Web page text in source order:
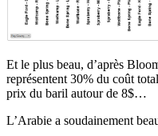
Et le plus beau, d’après
représentent 30% du coût
prix du baril autour de 8$…
L’Arabie a soudainement